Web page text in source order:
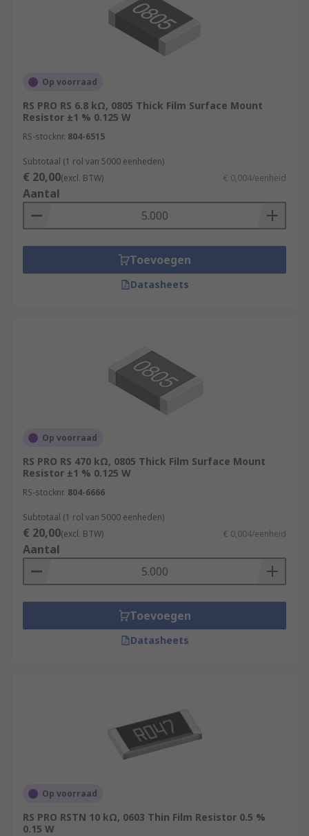
The main difference being that the thick film
resistors have a paste fired on to the
manufacturers chosen substrate. Thin film
resistors as the name suggests has an extremely
deposited on to the manufacturers chosen
substrate.
Op voorraad
RS PRO RS 6.8 kΩ, 0805 Thick Film Surface Mount
Resistor ±1 % 0.125 W
RS-stocknr. 804-6515
Subtotaal (1 rol van 5000 eenheden)
€ 20,00(excl. BTW) € 0,004/eenheid
Aantal
Toevoegen
Datasheets
Op voorraad
RS PRO RS 470 kΩ, 0805 Thick Film Surface Mount
Resistor ±1 % 0.125 W
RS-stocknr. 804-6666
Subtotaal (1 rol van 5000 eenheden)
€ 20,00(excl. BTW) € 0,004/eenheid
Aantal
Toevoegen
Datasheets
Op voorraad
RS PRO RSTN 10 kΩ, 0603 Thin Film Resistor 0.5 %
0.15 W